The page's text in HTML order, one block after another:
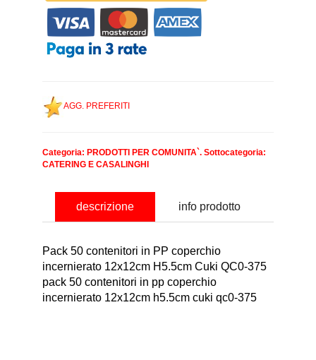
AGG. PREFERITI
Categoria: PRODOTTI PER COMUNITA`. Sottocategoria:
CATERING E CASALINGHI
descrizione info prodotto
Pack 50 contenitori in PP coperchio
incernierato 12x12cm H5.5cm Cuki QC0-375
pack 50 contenitori in pp coperchio
incernierato 12x12cm h5.5cm cuki qc0-375